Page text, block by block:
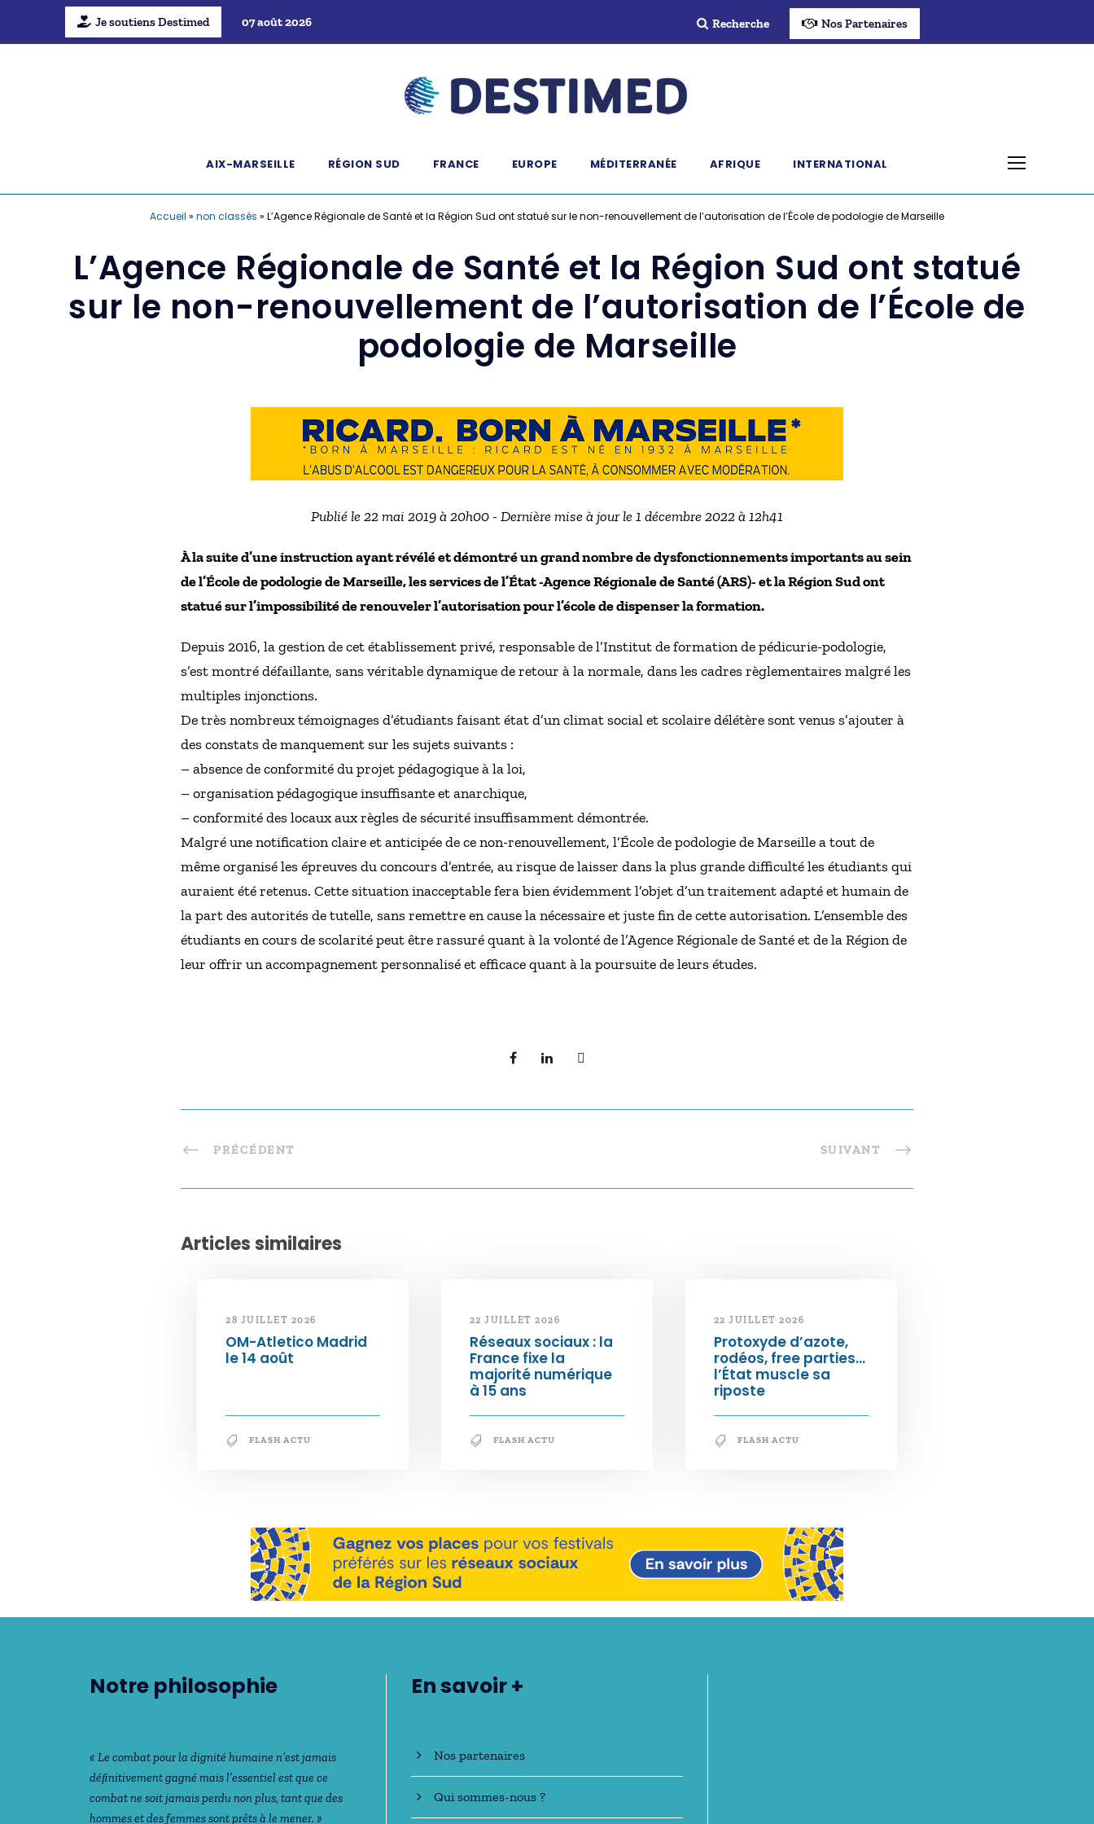
Je soutiens Destimed 07 août 2026 Recherche Nos Partenaires
AIX-MARSEILLE RÉGION SUD FRANCE EUROPE MÉDITERRANÉE AFRIQUE INTERNATIONAL
Accueil » non classés » L’Agence Régionale de Santé et la Région Sud ont statué sur le non-renouvellement de l’autorisation de l’École de podologie de Marseille
L’Agence Régionale de Santé et la Région Sud ont statué
sur le non-renouvellement de l’autorisation de l’École de
podologie de Marseille
Publié le 22 mai 2019 à 20h00 - Dernière mise à jour le 1 décembre 2022 à 12h41
À la suite d’une instruction ayant révélé et démontré un grand nombre de dysfonctionnements importants au sein
de l’École de podologie de Marseille, les services de l’État -Agence Régionale de Santé (ARS)- et la Région Sud ont
statué sur l’impossibilité de renouveler l’autorisation pour l’école de dispenser la formation.
Depuis 2016, la gestion de cet établissement privé, responsable de l’Institut de formation de pédicurie-podologie,
s’est montré défaillante, sans véritable dynamique de retour à la normale, dans les cadres règlementaires malgré les
multiples injonctions.
De très nombreux témoignages d’étudiants faisant état d’un climat social et scolaire délétère sont venus s’ajouter à
des constats de manquement sur les sujets suivants :
– absence de conformité du projet pédagogique à la loi,
– organisation pédagogique insuffisante et anarchique,
– conformité des locaux aux règles de sécurité insuffisamment démontrée.
Malgré une notification claire et anticipée de ce non-renouvellement, l’École de podologie de Marseille a tout de
même organisé les épreuves du concours d’entrée, au risque de laisser dans la plus grande difficulté les étudiants qui
auraient été retenus. Cette situation inacceptable fera bien évidemment l’objet d’un traitement adapté et humain de
la part des autorités de tutelle, sans remettre en cause la nécessaire et juste fin de cette autorisation. L’ensemble des
étudiants en cours de scolarité peut être rassuré quant à la volonté de l’Agence Régionale de Santé et de la Région de
leur offrir un accompagnement personnalisé et efficace quant à la poursuite de leurs études.
PRÉCÉDENT SUIVANT
Articles similaires
28 JUILLET 2026
OM-Atletico Madrid
le 14 août
FLASH ACTU
22 JUILLET 2026
Réseaux sociaux : la
France fixe la
majorité numérique
à 15 ans
FLASH ACTU
22 JUILLET 2026
Protoxyde d’azote,
rodéos, free parties…
l’État muscle sa
riposte
FLASH ACTU
Notre philosophie
« Le combat pour la dignité humaine n’est jamais
déﬁnitivement gagné mais l’essentiel est que ce
combat ne soit jamais perdu non plus, tant que des
hommes et des femmes sont prêts à le mener. »
En savoir +
Nos partenaires
Qui sommes-nous ?